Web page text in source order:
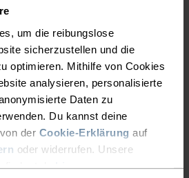
um die reibungslose
sicherzustellen und die
optimieren. Mithilfe von Cookies
analysieren, personalisierte
Daten zu
Du kannst deine
der Cookie-Erklärung auf
oder widerrufen. Unsere
DEN
MACHEN
Abenteuer.